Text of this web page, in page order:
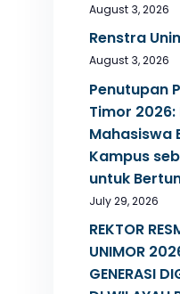
August 3, 2026
Renstra
August 3, 2026
Penutupan
Timor
Mahasiswa
Kampus
untuk
July 29, 2026
REKTOR
UNIMOR
GENERASI